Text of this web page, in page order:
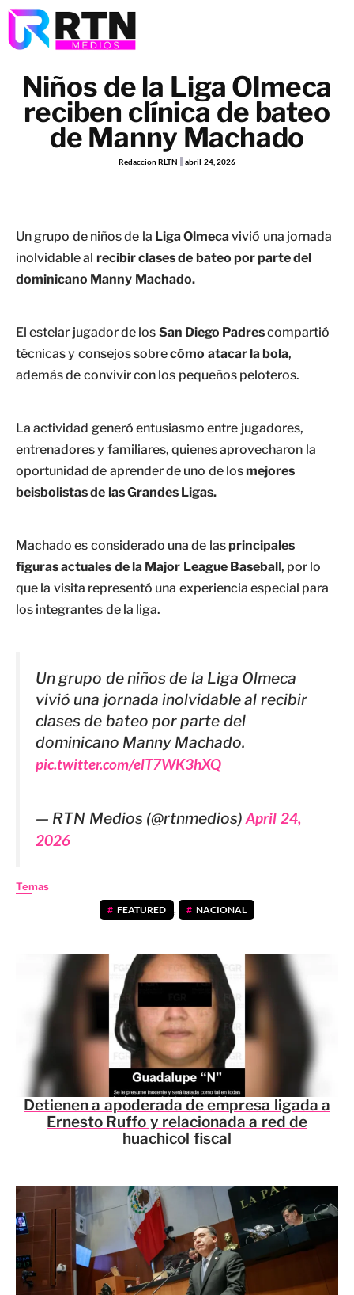
Niños de la Liga Olmeca
reciben clínica de bateo
de Manny Machado
Redaccion RLTN abril 24, 2026
Un grupo de niños de la Liga Olmecavivió una jornada
inolvidable al recibir clases de bateo por parte del
dominicano Manny Machado.
El estelar jugador de los San Diego Padrescompartió
técnicas y consejos sobrecómo atacar la bola,
además de convivir con los pequeños peloteros.
La actividad generó entusiasmo entre jugadores,
entrenadores y familiares, quienes aprovecharon la
oportunidad de aprender de uno de losmejores
beisbolistas de las Grandes Ligas.
Machado es considerado una de lasprincipales
figuras actuales de la Major League Baseball, por lo
que la visita representó una experiencia especial para
los integrantes de la liga.
Un grupo de niños de la Liga Olmeca
vivió una jornada inolvidable al recibir
clases de bateo por parte del
dominicano Manny Machado.
pic.twitter.com/elT7WK3hXQ
— RTN Medios (@rtnmedios)April 24,
2026
Temas
FEATURED , NACIONAL
Detienen a apoderada de empresa ligada a
Ernesto Ruffo y relacionada a red de
huachicol fiscal